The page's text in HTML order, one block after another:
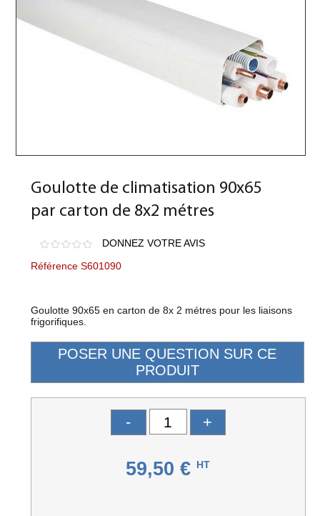
Goulotte de climatisation 90x65
par carton de 8x2 métres
DONNEZ VOTRE AVIS
Référence S601090
Goulotte 90x65 en carton de 8x 2 métres pour les liaisons
frigorifiques.
- +
59,50 € HT